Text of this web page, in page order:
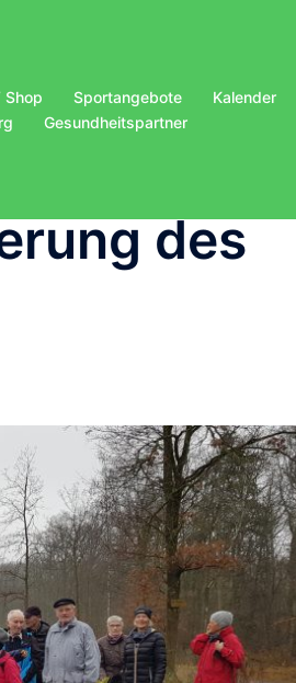
Shop Sportangebote
Kalender
Gesundheitspartner
des